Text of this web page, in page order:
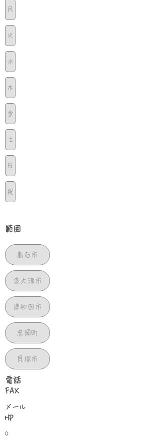
月
火
水
木
金
土
日
祝
範囲
高石市
泉大津市
岸和田市
忠岡町
貝塚市
​電話
FAX
​メール
HP
0